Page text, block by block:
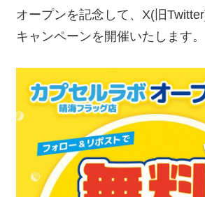
オープンを記念して、X(旧
キャンペーンを開催いたします。